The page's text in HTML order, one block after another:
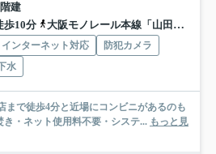
建
歩10分
大阪モノレール本線「山田」駅 徒歩9分
インターネット対応
防犯カメラ
水
まで徒歩4分と近場にコンビニがあるのも
・ネット使用料不要・システ... もっと見